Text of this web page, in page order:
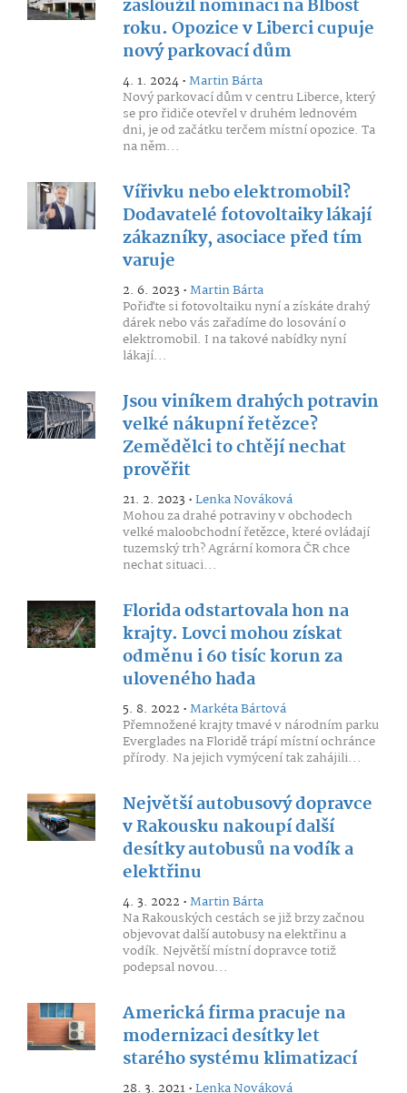
zasloužil nominaci na Blbost
roku. Opozice v Liberci cupuje
nový parkovací dům
4. 1. 2024 •Martin Bárta
Nový parkovací dům v centru Liberce, který
se pro řidiče otevřel v druhém lednovém
dni, je od začátku terčem místní opozice. Ta
na něm...
Vířivku nebo elektromobil?
Dodavatelé fotovoltaiky lákají
zákazníky, asociace před tím
varuje
2. 6. 2023 •Martin Bárta
Pořiďte si fotovoltaiku nyní a získáte drahý
dárek nebo vás zařadíme do losování o
elektromobil. I na takové nabídky nyní
lákají...
Jsou viníkem drahých potravin
velké nákupní řetězce?
Zemědělci to chtějí nechat
prověřit
21. 2. 2023 •Lenka Nováková
Mohou za drahé potraviny v obchodech
velké maloobchodní řetězce, které ovládají
tuzemský trh? Agrární komora ČR chce
nechat situaci...
Florida odstartovala hon na
krajty. Lovci mohou získat
odměnu i 60 tisíc korun za
uloveného hada
5. 8. 2022 •Markéta Bártová
Přemnožené krajty tmavé v národním parku
Everglades na Floridě trápí místní ochránce
přírody. Na jejich vymýcení tak zahájili...
Největší autobusový dopravce
v Rakousku nakoupí další
desítky autobusů na vodík a
elektřinu
4. 3. 2022 •Martin Bárta
Na Rakouských cestách se již brzy začnou
objevovat další autobusy na elektřinu a
vodík. Největší místní dopravce totiž
podepsal novou...
Americká firma pracuje na
modernizaci desítky let
starého systému klimatizací
28. 3. 2021 •Lenka Nováková